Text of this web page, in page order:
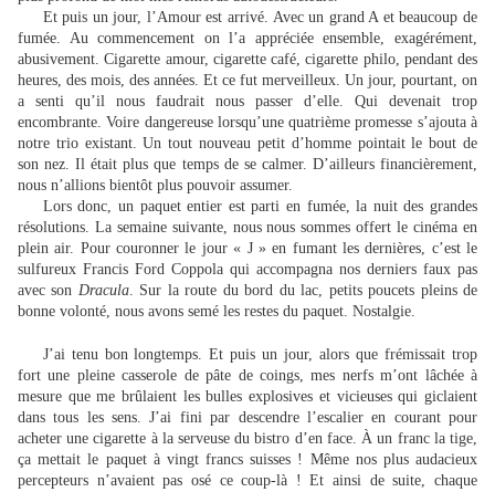
Et puis un jour, l’Amour est arrivé. Avec un grand A et beaucoup de
fumée. Au commencement on l’a appréciée ensemble, exagérément,
abusivement. Cigarette amour, cigarette café, cigarette philo, pendant des
heures, des mois, des années. Et ce fut merveilleux. Un jour, pourtant, on
a senti qu’il nous faudrait nous passer d’elle. Qui devenait trop
encombrante. Voire dangereuse lorsqu’une quatrième promesse s’ajouta à
notre trio existant. Un tout nouveau petit d’homme pointait le bout de
son nez. Il était plus que temps de se calmer. D’ailleurs financièrement,
nous n’allions bientôt plus pouvoir assumer.
Lors donc, un paquet entier est parti en fumée, la nuit des grandes
résolutions. La semaine suivante, nous nous sommes offert le cinéma en
plein air. Pour couronner le jour « J » en fumant les dernières, c’est le
sulfureux Francis Ford Coppola qui accompagna nos derniers faux pas
avec son Dracula. Sur la route du bord du lac, petits poucets pleins de
bonne volonté, nous avons semé les restes du paquet. Nostalgie.
J’ai tenu bon longtemps. Et puis un jour, alors que frémissait trop
fort une pleine casserole de pâte de coings, mes nerfs m’ont lâchée à
mesure que me brûlaient les bulles explosives et vicieuses qui giclaient
dans tous les sens. J’ai fini par descendre l’escalier en courant pour
acheter une cigarette à la serveuse du bistro d’en face. À un franc la tige,
ça mettait le paquet à vingt francs suisses ! Même nos plus audacieux
percepteurs n’avaient pas osé ce coup-là ! Et ainsi de suite, chaque